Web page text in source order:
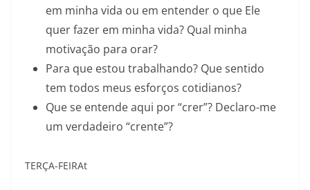
em minha vida ou em entender o que Ele
quer fazer em minha vida? Qual minha
motivação para orar?
Para que estou trabalhando? Que sentido
tem todos meus esforços cotidianos?
Que se entende aqui por “crer”? Declaro-me
um verdadeiro “crente”?
TERÇA-FEIRAt